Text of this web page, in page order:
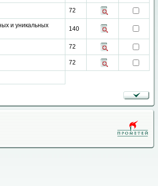
72
и уникальных
140
72
72